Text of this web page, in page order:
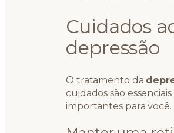
Cuidados
depressão
O tratamento da
cuidados são
importantes para você.